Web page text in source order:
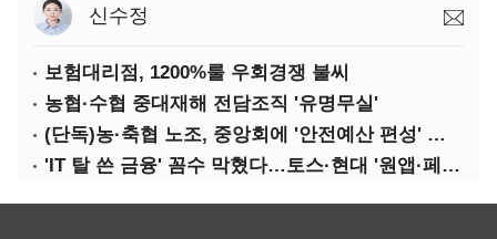
신수정
보험대리점, 1200%룰 우회경쟁 불씨
농협·수협 중대재해 전담조직 '유명무실'
(단독)농·축협 노조, 중앙회에 '안전예산 편성' 요구
'IT 탈 쓴 금융' 꼼수 막혔다…토스·현대 '원앱·페이' 전략 수정 불가피